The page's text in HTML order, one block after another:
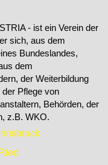
- ist ein Verein der
sich, aus dem
Bundeslandes,
dem
der Weiterbildung
Pflege von
Behörden, der
z.B. WKO.